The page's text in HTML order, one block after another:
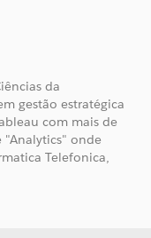
da
gestão estratégica
com mais de
onde
Telefonica,